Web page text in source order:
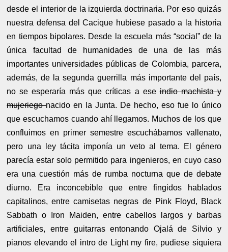
desde el interior de la izquierda doctrinaria. Por eso quizás
nuestra defensa del Cacique hubiese pasado a la historia
en tiempos bipolares. Desde la escuela más “social” de la
única facultad de humanidades de una de las más
importantes universidades públicas de Colombia, parcera,
además, de la segunda guerrilla más importante del país,
no se esperaría más que críticas a eseindio machista y
mujeriegonacido en la Junta. De hecho, eso fue lo único
que escuchamos cuando ahí llegamos. Muchos de los que
confluimos en primer semestre escuchábamos vallenato,
pero una ley tácita imponía un veto al tema. El género
parecía estar solo permitido para ingenieros, en cuyo caso
era una cuestión más de rumba nocturna que de debate
diurno. Era inconcebible que entre fingidos hablados
capitalinos, entre camisetas negras de Pink Floyd, Black
Sabbath o Iron Maiden, entre cabellos largos y barbas
artificiales, entre guitarras entonando Ojalá de Silvio y
pianos elevando el intro de Light my fire, pudiese siquiera